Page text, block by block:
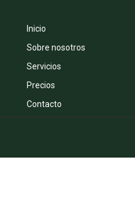
Inicio
Sobre nosotros
Servicios
Precios
Contacto